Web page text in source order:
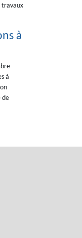
travaux
à
à
de